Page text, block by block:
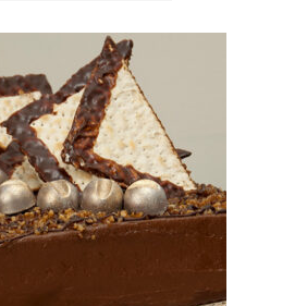
PRODUCTO